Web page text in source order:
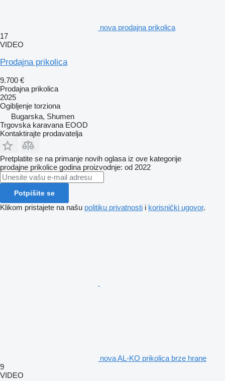
nova prodajna prikolica
17
VIDEO
Prodajna prikolica
9.700 €
Prodajna prikolica
2025
Ogibljenje torziona
Bugarska, Shumen
Trgovska karavana EOOD
Kontaktirajte prodavatelja
Pretplatite se na primanje novih oglasa iz ove kategorije
prodajne prikolice godina proizvodnje: od 2022
Potpišite se
Klikom pristajete na našu politiku privatnosti i korisnički ugovor.
nova AL-KO prikolica brze hrane
9
VIDEO